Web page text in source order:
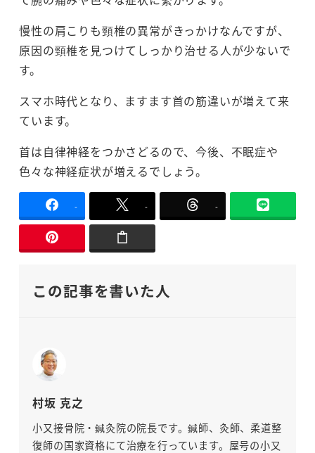
慢性の肩こりも頸椎の異常がきっかけなんですが、
原因の頸椎を見つけてしっかり治せる人が少ないで
す。
スマホ時代となり、ますます首の筋違いが増えて来
ています。
首は自律神経をつかさどるので、今後、不眠症や
色々な神経症状が増えるでしょう。
- - -
この記事を書いた人
村坂 克之
小又接骨院・鍼灸院の院長です。鍼師、灸師、柔道整
復師の国家資格にて治療を行っています。屋号の小又